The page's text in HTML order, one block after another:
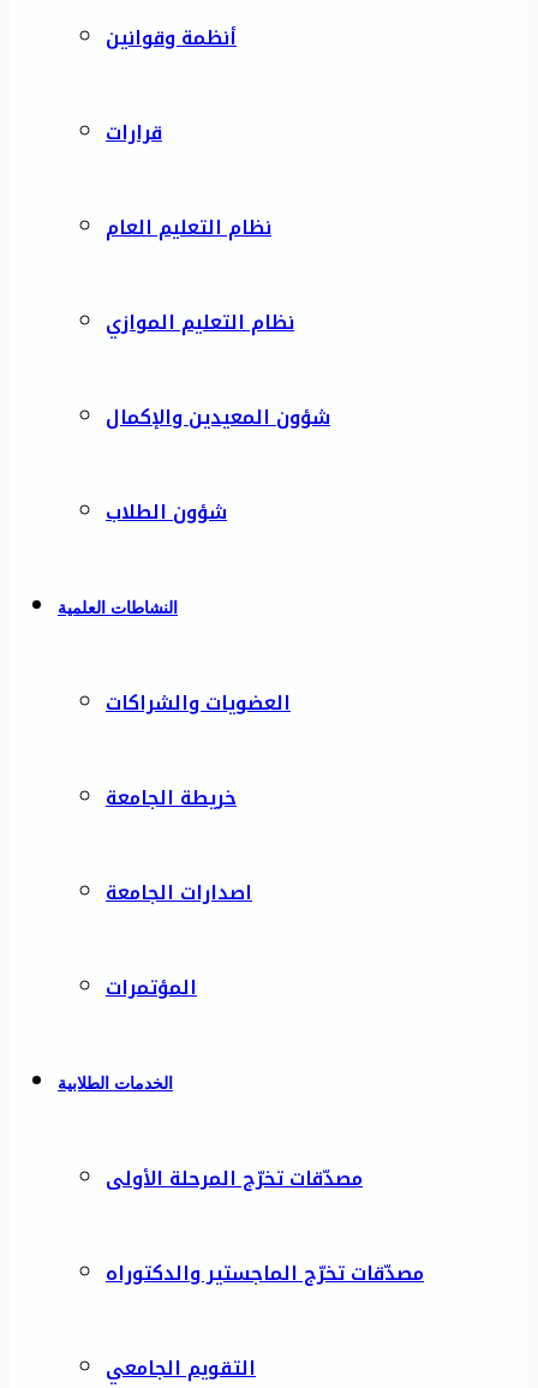
أنظمة وقوانين
قرارات
نظام التعليم العام
نظام التعليم الموازي
شؤون المعيدين والإكمال
شؤون الطلاب
النشاطات العلمية
العضويات والشراكات
خريطة الجامعة
اصدارات الجامعة
المؤتمرات
الخدمات الطلابية
مصدّقات تخرّج المرحلة الأولى
مصدّقات تخرّج الماجستير والدكتوراه
التقويم الجامعي